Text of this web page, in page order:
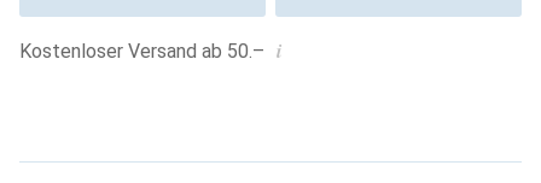
Kostenloser Versand ab 50.– i